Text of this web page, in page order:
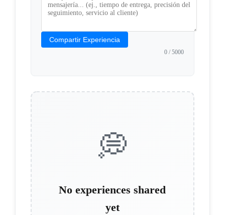
Compartir Experiencia
0 / 5000
💭
No experiences shared
yet